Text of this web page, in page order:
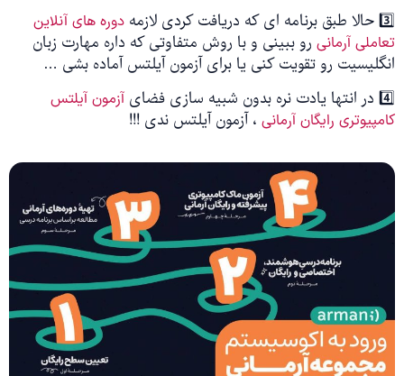
3️⃣ حالا طبق برنامه ای که دریافت کردی لازمه
دوره های آنلاین
تعاملی آرمانی رو ببینی و با روش متفاوتی که داره مهارت زبان
انگلیسیت رو تقویت کنی یا برای آزمون آیلتس آماده بشی …
4️⃣ در انتها یادت نره بدون شبیه سازی فضای
آزمون آیلتس
کامپیوتری رایگان آرمانی ، آزمون آیلتس ندی !!!